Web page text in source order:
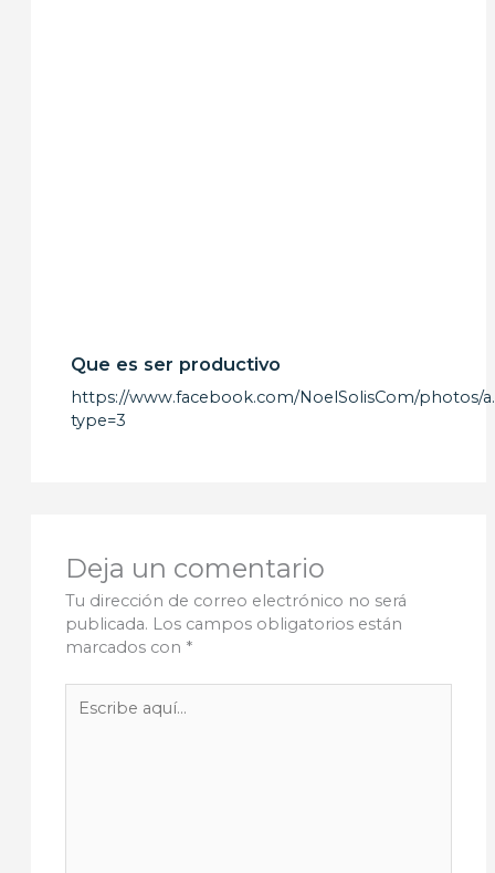
Que es ser productivo
https://www.facebook.com/NoelSolisCom/photos/
type=3
Deja un comentario
Tu dirección de correo electrónico no será
publicada. Los campos obligatorios están
marcados con *
aquí...